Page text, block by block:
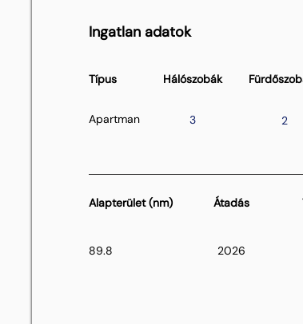
Ingatlan adatok
Típus Hálószobák
Apartman 3 2
Alapterület (nm) Átadás
89.8 2026